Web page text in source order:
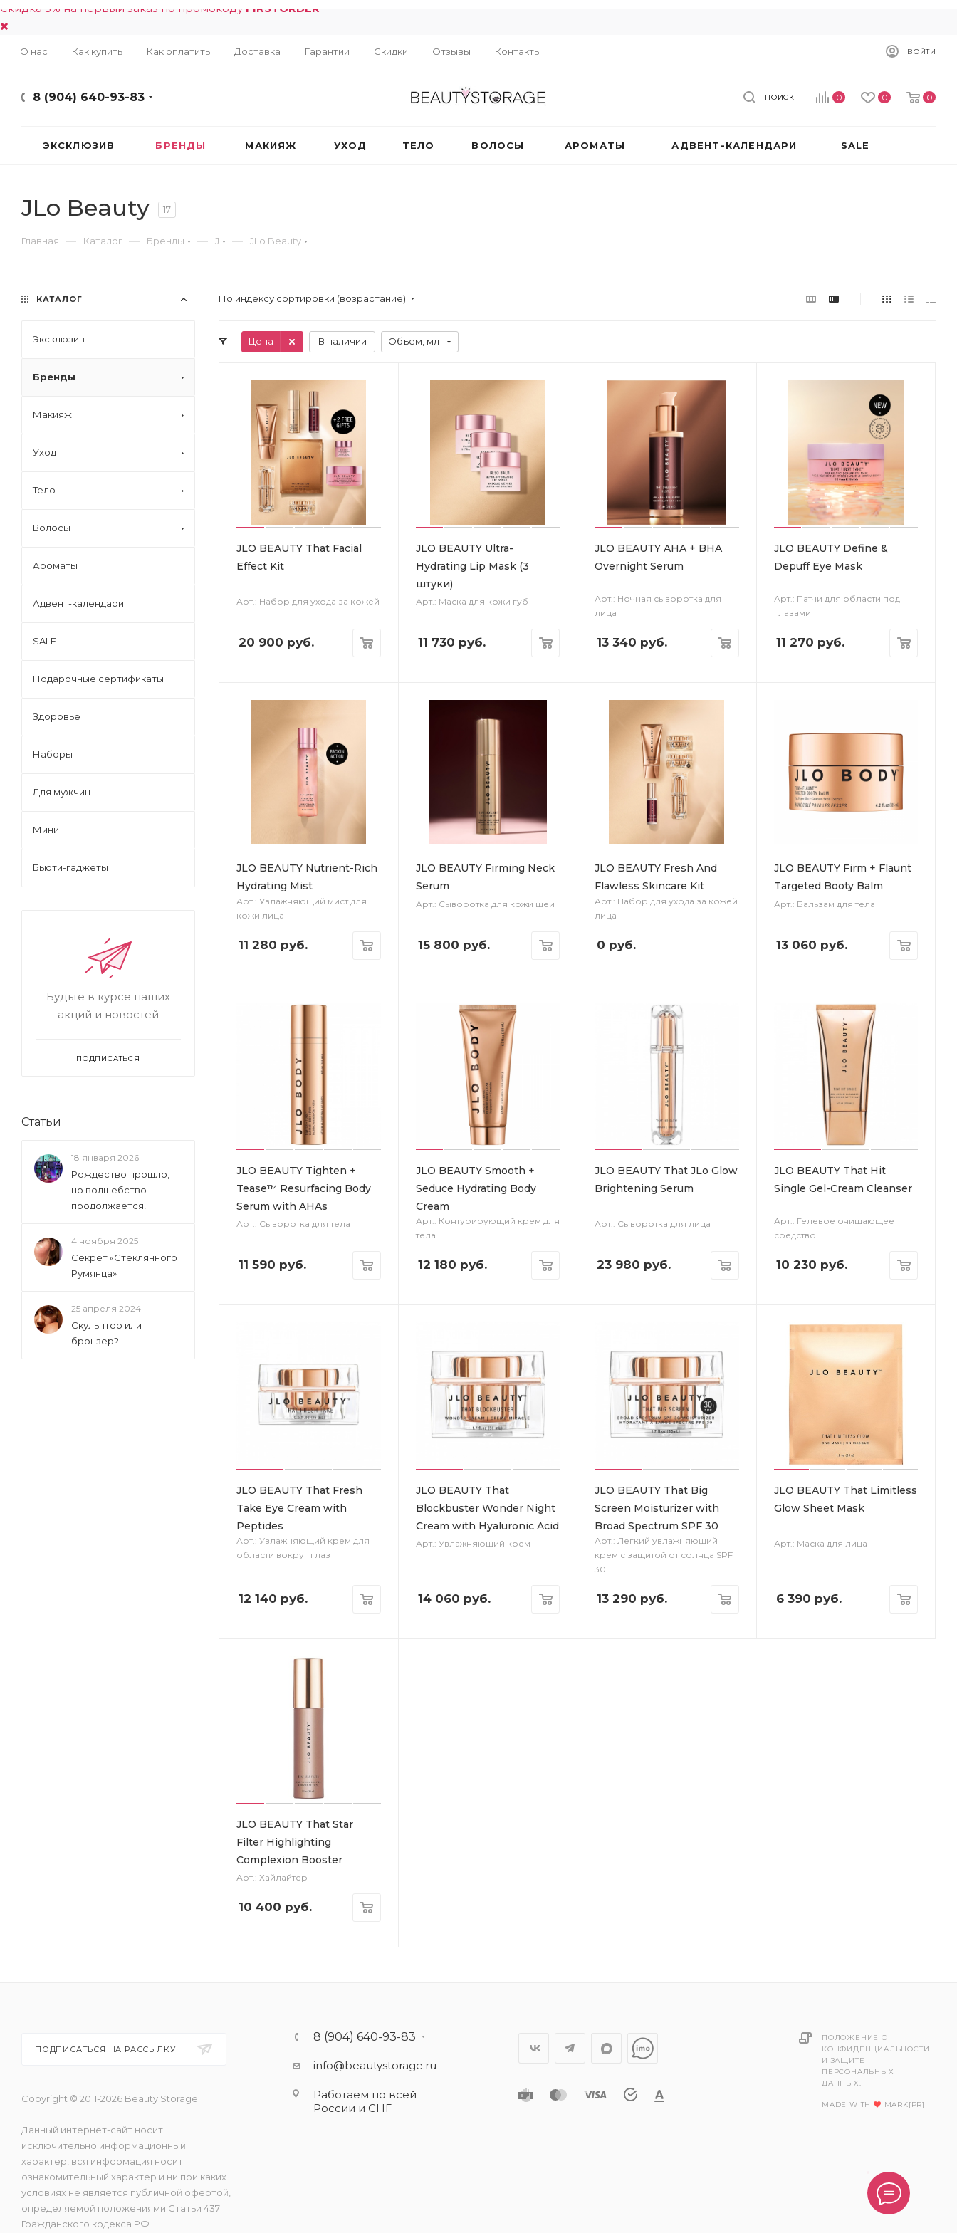
Скидка 5% на первый заказ по промокоду FIRSTORDER
О нас Как купить Как оплатить Доставка Гарантии Скидки Отзывы Контакты ВОЙТИ
8 (904) 640-93-83 0 0 0
ПОИСК
ЭКСКЛЮЗИВ БРЕНДЫ МАКИЯЖ УХОД ТЕЛО ВОЛОСЫ АРОМАТЫ АДВЕНТ-КАЛЕНДАРИ SALE
JLo Beauty 17
Главная — Каталог — Бренды — J — JLo Beauty
По индексу сортировки (возрастание)
Цена В наличии Объем, мл
JLO BEAUTY That Facial
Effect Kit
Арт.: Набор для ухода за кожей
20 900 руб.
JLO BEAUTY Ultra-
Hydrating Lip Mask (3
штуки)
Арт.: Маска для кожи губ
11 730 руб.
JLO BEAUTY AHA + BHA
Overnight Serum
Арт.: Ночная сыворотка для
лица
13 340 руб.
JLO BEAUTY Define &
Depuff Eye Mask
Арт.: Патчи для области под
глазами
11 270 руб.
JLO BEAUTY Nutrient-Rich
Hydrating Mist
Арт.: Увлажняющий мист для
кожи лица
11 280 руб.
JLO BEAUTY Firming Neck
Serum
Арт.: Сыворотка для кожи шеи
15 800 руб.
JLO BEAUTY Fresh And
Flawless Skincare Kit
Арт.: Набор для ухода за кожей
лица
0 руб.
JLO BEAUTY Firm + Flaunt
Targeted Booty Balm
Арт.: Бальзам для тела
13 060 руб.
JLO BEAUTY Tighten +
Tease™ Resurfacing Body
Serum with AHAs
Арт.: Сыворотка для тела
11 590 руб.
JLO BEAUTY Smooth +
Seduce Hydrating Body
Cream
Арт.: Контурирующий крем для
тела
12 180 руб.
JLO BEAUTY That JLo Glow
Brightening Serum
Арт.: Сыворотка для лица
23 980 руб.
JLO BEAUTY That Hit
Single Gel-Cream Cleanser
Арт.: Гелевое очищающее
средство
10 230 руб.
JLO BEAUTY That Fresh
Take Eye Cream with
Peptides
Арт.: Увлажняющий крем для
области вокруг глаз
12 140 руб.
JLO BEAUTY That
Blockbuster Wonder Night
Cream with Hyaluronic Acid
Арт.: Увлажняющий крем
14 060 руб.
JLO BEAUTY That Big
Screen Moisturizer with
Broad Spectrum SPF 30
Арт.: Легкий увлажняющий
крем с защитой от солнца SPF
30
13 290 руб.
JLO BEAUTY That Limitless
Glow Sheet Mask
Арт.: Маска для лица
6 390 руб.
JLO BEAUTY That Star
Filter Highlighting
Complexion Booster
Арт.: Хайлайтер
10 400 руб.
КАТАЛОГ
Эксклюзив
Бренды
Макияж
Уход
Тело
Волосы
Ароматы
Адвент-календари
SALE
Подарочные сертификаты
Здоровье
Наборы
Для мужчин
Мини
Бьюти-гаджеты
Будьте в курсе наших
акций и новостей
ПОДПИСАТЬСЯ
Статьи
18 января 2026
Рождество прошло,
но волшебство
продолжается!
4 ноября 2025
Секрет «Стеклянного
Румянца»
25 апреля 2024
Скульптор или
бронзер?
ПОДПИСАТЬСЯ НА РАССЫЛКУ
Copyright © 2011-2026 Beauty Storage
Данный интернет-сайт носит
исключительно информационный
характер, вся информация носит
ознакомительный характер и ни при каких
условиях не является публичной офертой,
определяемой положениями Статьи 437
Гражданского кодекса РФ
8 (904) 640-93-83
info@beautystorage.ru
Работаем по всей
России и СНГ
ПОЛОЖЕНИЕ О
КОНФИДЕНЦИАЛЬНОСТИ
И ЗАЩИТЕ
ПЕРСОНАЛЬНЫХ
ДАННЫХ.
MADE WITH MARK[PR]